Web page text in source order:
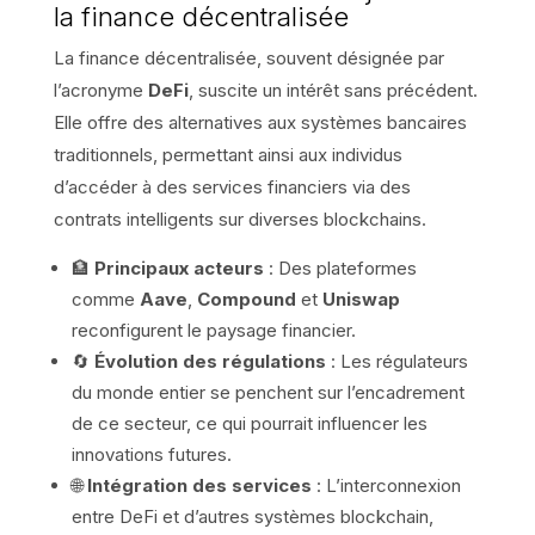
la finance décentralisée
La finance décentralisée, souvent désignée par
l’acronyme DeFi, suscite un intérêt sans précédent.
Elle offre des alternatives aux systèmes bancaires
traditionnels, permettant ainsi aux individus
d’accéder à des services financiers via des
contrats intelligents sur diverses blockchains.
🏦 Principaux acteurs : Des plateformes
comme Aave Compound et Uniswap
reconfigurent le paysage financier.
🔄 Évolution des régulations : Les régulateurs
du monde entier se penchent sur l’encadrement
de ce secteur, ce qui pourrait influencer les
innovations futures.
🌐Intégration des services : L’interconnexion
entre DeFi et d’autres systèmes blockchain,